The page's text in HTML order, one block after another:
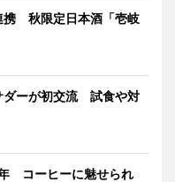
携 秋限定日本酒「壱岐
ダーが初交流 試食や対
コーヒーに魅せられ